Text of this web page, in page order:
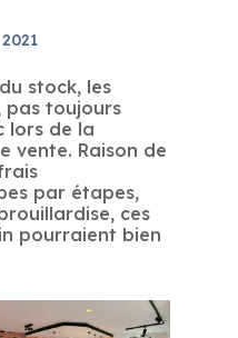
stock, les
pas toujours
lors de la
vente. Raison de
par étapes,
ces
pourraient bien